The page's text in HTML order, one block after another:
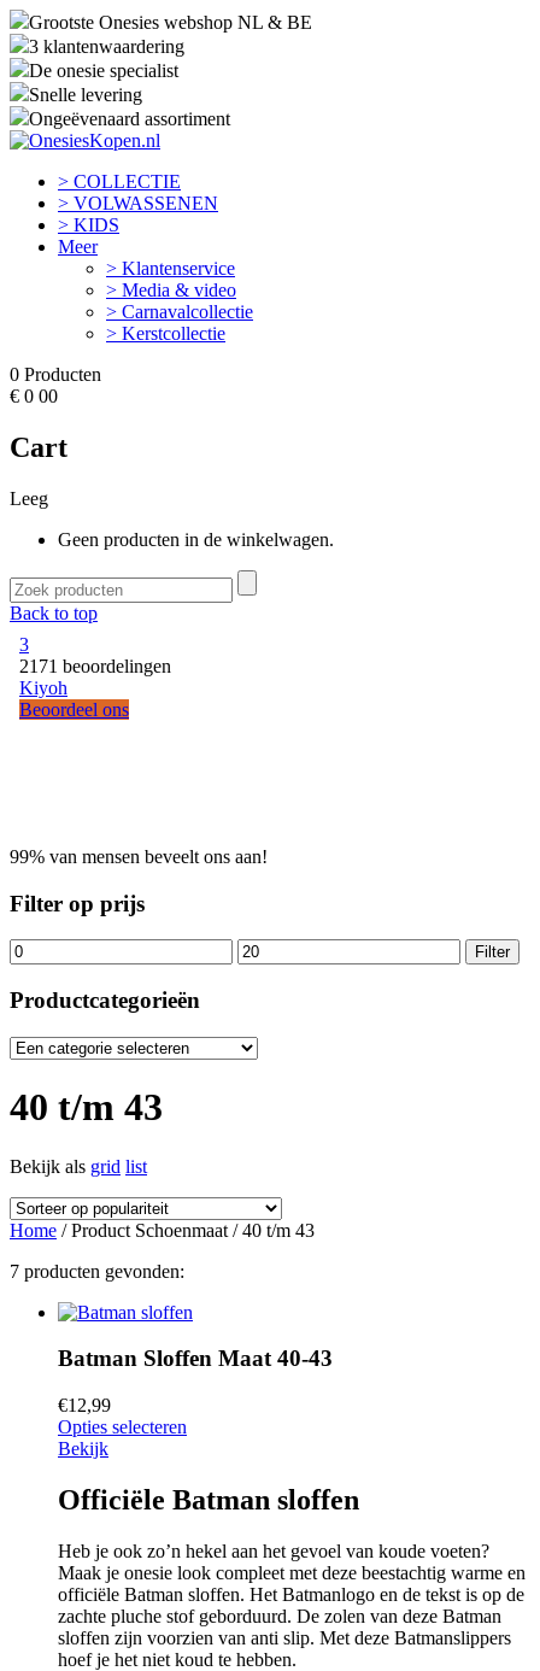
Grootste Onesies webshop NL & BE
3 klantenwaardering
De onesie specialist
Snelle levering
Ongeëvenaard assortiment
> COLLECTIE
> VOLWASSENEN
> KIDS
Meer
> Klantenservice
> Media & video
> Carnavalcollectie
> Kerstcollectie
0 Producten
€ 0 00
Cart
Leeg
Geen producten in de winkelwagen.
Back to top
99% van mensen beveelt ons aan!
Filter op prijs
Filter
Productcategorieën
40 t/m 43
Bekijk als grid list
Home / Product Schoenmaat / 40 t/m 43
7 producten gevonden:
Batman Sloffen Maat 40-43
€12,99
Opties selecteren
Bekijk
Officiële Batman sloffen
Heb je ook zo’n hekel aan het gevoel van koude voeten?
Maak je onesie look compleet met deze beestachtig warme en
officiële Batman sloffen. Het Batmanlogo en de tekst is op de
zachte pluche stof geborduurd. De zolen van deze Batman
sloffen zijn voorzien van anti slip. Met deze Batmanslippers
hoef je het niet koud te hebben.